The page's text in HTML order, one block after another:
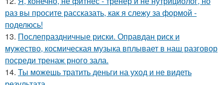
раз вы просите рассказать, как я слежу за формой -
поделюсь!
13. Послепраздничные риски. Оправдан риск и
мужество, космическая музыка вплывает в наш разговор
посреди тренаж рного зала.
14. Ты можешь тратить деньги на уход и не видеть